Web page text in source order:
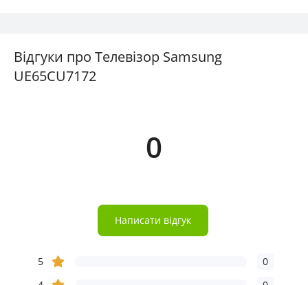
Відгуки про Телевізор Samsung
UE65CU7172
0
Написати відгук
5
0